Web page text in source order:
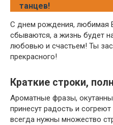
танцев!
С днем рождения, любимая
сбываются, а жизнь будет
любовью и счастьем! Ты
прекрасного!
Краткие строки,
Ароматные фразы,
принесут радость и
всегда нужны множество